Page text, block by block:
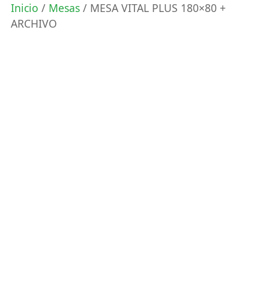
Inicio / Mesas/ MESA VITAL PLUS 180×80 +
ARCHIVO